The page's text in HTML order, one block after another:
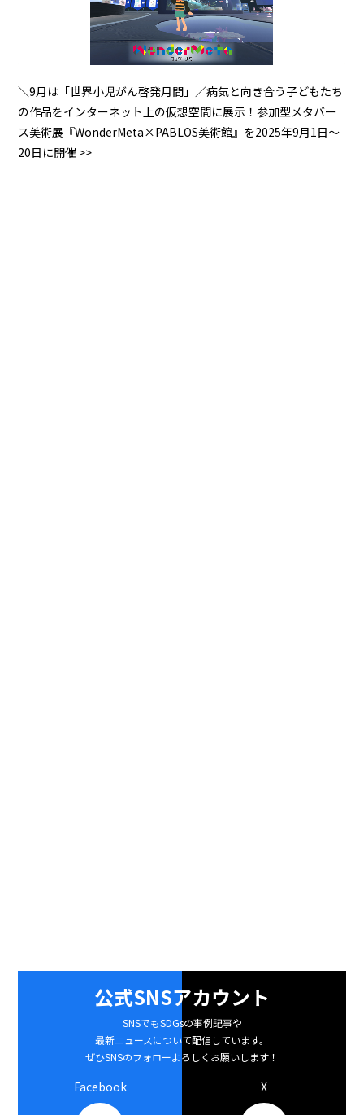
＼9月は「世界⼩児がん啓発月間」／病気と向き合う子どもたち
の作品をインターネット上の仮想空間に展示！参加型メタバー
ス美術展『WonderMeta×PABLOS美術館』を2025年9月1日～
20日に開催 >>
公式SNSアカウント
SNSでもSDGsの事例記事や
最新ニュースについて配信しています。
ぜひSNSのフォローよろしくお願いします！
Facebook X